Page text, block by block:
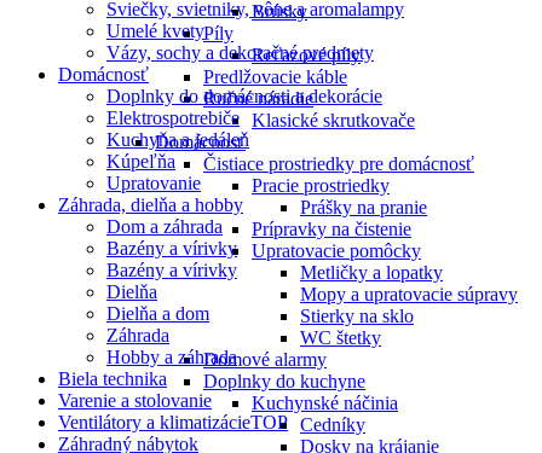
Brúsky
Píly
Reťazové píly
Predlžovacie káble
Ručné náradie
Klasické skrutkovače
Domácnosť
Čistiace prostriedky pre domácnosť
Pracie prostriedky
Prášky na pranie
Prípravky na čistenie
Upratovacie pomôcky
Metličky a lopatky
Mopy a upratovacie súpravy
Stierky na sklo
WC štetky
Domové alarmy
Doplnky do kuchyne
Kuchynské náčinia
Cedníky
Dosky na krájanie
Sviečky, svietniky, vône a aromalampy
Umelé kvety
Vázy, sochy a dekoračné predmety
Domácnosť
Doplnky do domácnosti a dekorácie
Elektrospotrebiče
Kuchyňa a jedáleň
Kúpeľňa
Upratovanie
Záhrada, dielňa a hobby
Dom a záhrada
Bazény a vírivky
Bazény a vírivky
Dielňa
Dielňa a dom
Záhrada
Hobby a záhrada
Biela technika
Varenie a stolovanie
Ventilátory a klimatizácieTOP
Záhradný nábytok